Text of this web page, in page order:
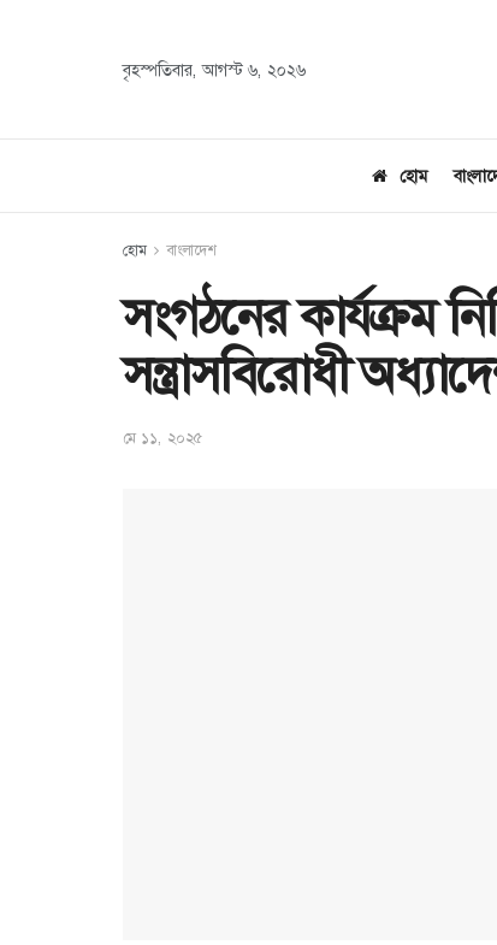
বৃহস্পতিবার, আগস্ট ৬, ২০২৬
হোম
হোম বাংলাদেশ
সংগঠনের কার্যক্রম
সন্ত্রাসবিরোধী
মে ১১, ২০২৫